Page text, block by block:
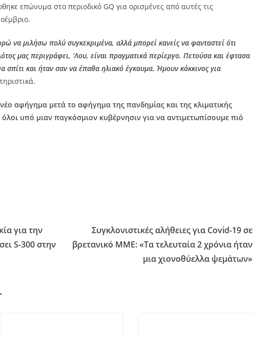
επώνυμα στο περιοδικό GQ για ορισμένες από αυτές τις
να μιλήσω πολύ συγκεκριμένα, αλλά μπορεί κανείς να φανταστεί ότι
μας περιγράφει, ‘Λου, είναι πραγματικά περίεργο. Πετούσα και έφτασα
σπίτι και ήταν σαν να έπαθα ηλιακό έγκαυμα. Ήμουν κόκκινος για
αφήγημα μετά το αφήγημα της πανδημίας και της κλιματικής
υπό μιαν παγκόσμιον κυβέρνησιν για να αντιμετωπίσουμε πιό
για την
S-300 στην
Συγκλονιστικές αλήθειες για Covid-19 σε
βρετανικό ΜΜΕ: «Tα τελευταία 2 χρόνια ήταν
μια χιονοθύελλα ψεμάτων»